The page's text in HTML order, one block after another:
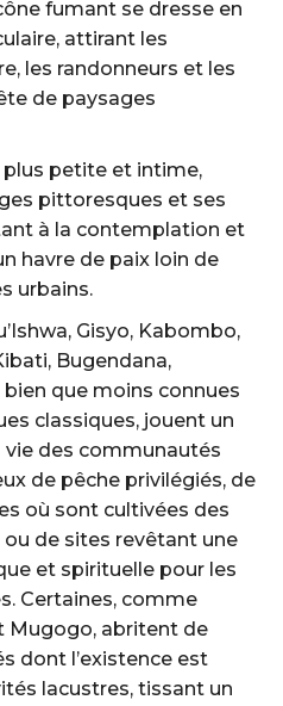
fumant se dresse en
attirant les
les randonneurs et les
de paysages
plus petite et intime,
pittoresques et ses
à la contemplation et
havre de paix loin de
urbains.
Gisyo, Kabombo,
Bugendana,
que moins connues
classiques, jouent un
vie des communautés
de pêche privilégiés, de
où sont cultivées des
de sites revêtant une
et spirituelle pour les
Certaines, comme
Mugogo, abritent de
dont l’existence est
lacustres, tissant un